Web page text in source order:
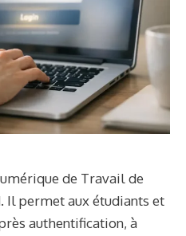
de Travail de
Il permet aux étudiants et
authentification, à